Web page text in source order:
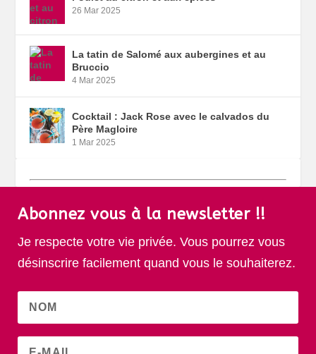
26 Mar 2025
La tatin de Salomé aux aubergines et au
Bruccio
4 Mar 2025
Cocktail : Jack Rose avec le calvados du
Père Magloire
1 Mar 2025
Abonnez vous à la newsletter !!
Je respecte votre vie privée. Vous pourrez vous
désinscrire facilement quand vous le souhaiterez.